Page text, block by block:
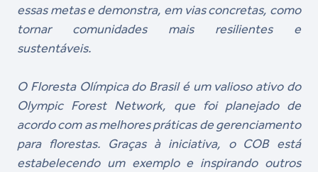
essas metas e demonstra, em vias concretas, como
tornar comunidades mais resilientes e
sustentáveis.
O Floresta Olímpica do Brasil é um valioso ativo do
Olympic Forest Network, que foi planejado de
acordo com as melhores práticas de gerenciamento
para florestas. Graças à iniciativa, o COB está
estabelecendo um exemplo e inspirando outros